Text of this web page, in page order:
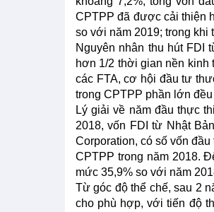
CPTPP đã được cải thiện
so với năm 2019; trong khi
Nguyên nhân thu hút FDI
hơn 1/2 thời gian nền kinh
các FTA, cơ hội đầu tư
trong CPTPP phần lớn
Lý giải về năm đầu thực
2018, vốn FDI từ Nhật
Corporation, có số vốn
CPTPP trong năm 2018.
mức 35,9% so với năm
Từ góc độ thể chế, sau 2
cho phù hợp, với tiến độ